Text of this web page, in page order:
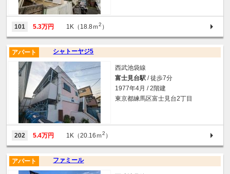
101 5.3万円 1K（18.8ｍ2 ）
シャトーヤジ5
アパート
西武池袋線
富士見台駅 / 徒歩7分
1977年4月 / 2階建
東京都練馬区富士見台2丁目
202 5.4万円 1K（20.16ｍ2 ）
ファミール
アパート